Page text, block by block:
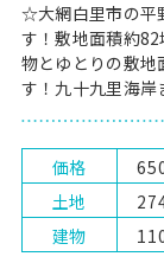
☆大網白里市の平
す！敷地面積約
物とゆとりの敷地
す！九十九里海岸
価格
土地
建物